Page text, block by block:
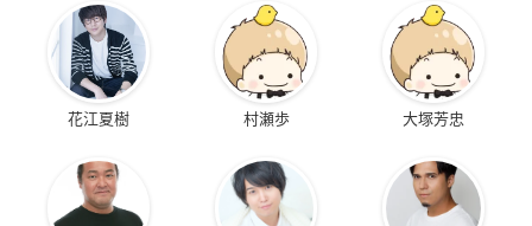
花江夏樹 村瀬歩 大塚芳忠